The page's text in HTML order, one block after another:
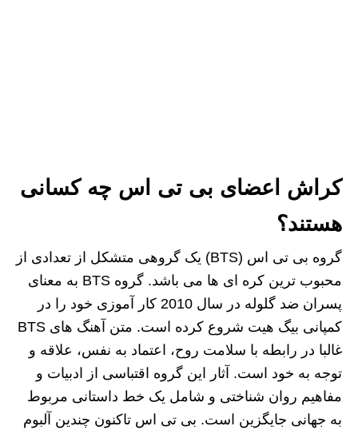
کراش اعضای بی تی اس چه کسانی
هستند؟
گروه بی تی اس (BTS) یک گروهی متشکل از تعدادی از
محبوب ترین کره ای ها می باشد. گروه BTS به معنای
پسران ضد گلوله در سال 2010 کار آموزی خود را در
کمپانی بیگ هیت شروع کرده است. متن آهنگ های BTS
غالبا در رابطه با سلامت روح، اعتماد به نفس، علاقه و
توجه به خود است. آثار این گروه اقتباسی از ادبیات و
مفاهیم روان‌ شناختی و شامل یک خط داستانی مربوط
به جهانی جایگزین است. بی‌ تی‌ اس تاکنون چندین آلبوم